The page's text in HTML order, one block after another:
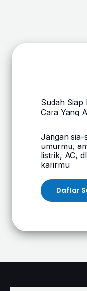
Sudah Siap
Cara Yang
Jangan sia-
umurmu,
listrik, AC,
karirmu
Daftar